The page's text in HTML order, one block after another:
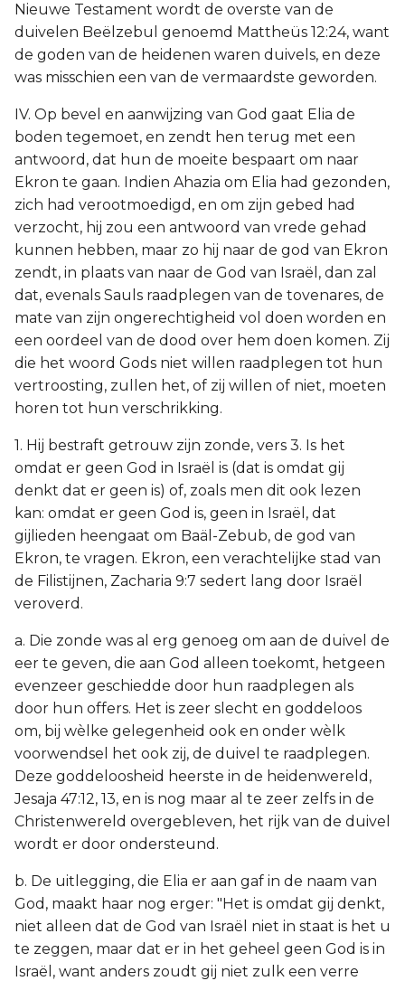
Nieuwe Testament wordt de overste van de
duivelen Beëlzebul genoemd Mattheüs 12:24, want
de goden van de heidenen waren duivels, en deze
was misschien een van de vermaardste geworden.
IV. Op bevel en aanwijzing van God gaat Elia de
boden tegemoet, en zendt hen terug met een
antwoord, dat hun de moeite bespaart om naar
Ekron te gaan. Indien Ahazia om Elia had gezonden,
zich had verootmoedigd, en om zijn gebed had
verzocht, hij zou een antwoord van vrede gehad
kunnen hebben, maar zo hij naar de god van Ekron
zendt, in plaats van naar de God van Israël, dan zal
dat, evenals Sauls raadplegen van de tovenares, de
mate van zijn ongerechtigheid vol doen worden en
een oordeel van de dood over hem doen komen. Zij
die het woord Gods niet willen raadplegen tot hun
vertroosting, zullen het, of zij willen of niet, moeten
horen tot hun verschrikking.
1. Hij bestraft getrouw zijn zonde, vers 3. Is het
omdat er geen God in Israël is (dat is omdat gij
denkt dat er geen is) of, zoals men dit ook lezen
kan: omdat er geen God is, geen in Israël, dat
gijlieden heengaat om Baäl-Zebub, de god van
Ekron, te vragen. Ekron, een verachtelijke stad van
de Filistijnen, Zacharia 9:7 sedert lang door Israël
veroverd.
a. Die zonde was al erg genoeg om aan de duivel de
eer te geven, die aan God alleen toekomt, hetgeen
evenzeer geschiedde door hun raadplegen als
door hun offers. Het is zeer slecht en goddeloos
om, bij wèlke gelegenheid ook en onder wèlk
voorwendsel het ook zij, de duivel te raadplegen.
Deze goddeloosheid heerste in de heidenwereld,
Jesaja 47:12, 13, en is nog maar al te zeer zelfs in de
Christenwereld overgebleven, het rijk van de duivel
wordt er door ondersteund.
b. De uitlegging, die Elia er aan gaf in de naam van
God, maakt haar nog erger: "Het is omdat gij denkt,
niet alleen dat de God van Israël niet in staat is het u
te zeggen, maar dat er in het geheel geen God is in
Israël, want anders zoudt gij niet zulk een verre